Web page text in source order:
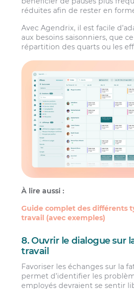
réduites afin de rester en
Avec Agendrix, il est facile
aux besoins saisonniers, que
répartition des quarts ou les
À lire aussi :
Guide complet des différents
travail (avec exemples)
8. Ouvrir le dialogue sur
travail
Favoriser les échanges sur la
permet d’identifier les
employés devraient se sentir